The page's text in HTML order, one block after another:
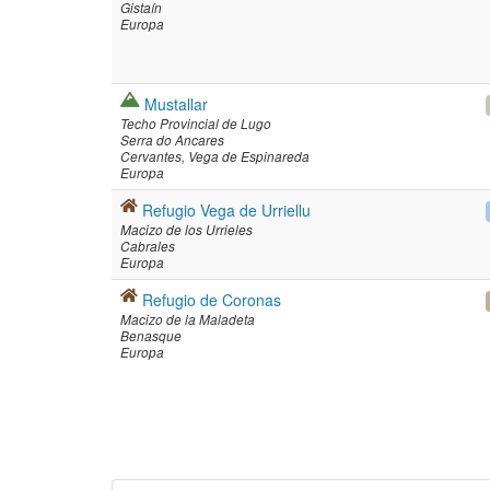
Gistaín
Europa
Mustallar
Techo Provincial de Lugo
Serra do Ancares
Cervantes Vega de Espinareda
Europa
Refugio Vega de Urriellu
Macizo de los Urrieles
Cabrales
Europa
Refugio de Coronas
Macizo de la Maladeta
Benasque
Europa